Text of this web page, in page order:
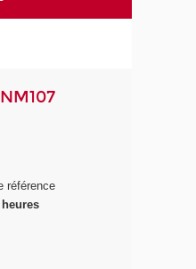
référence
heures